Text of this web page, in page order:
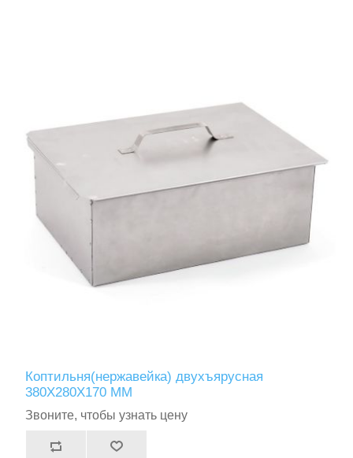
Коптильня(нержавейка) двухъярусная
380Х280Х170 ММ
Звоните, чтобы узнать цену